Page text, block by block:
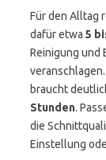
Für den Alltag
dafür etwa 5
Reinigung und
braucht
Stunden.
die
Einstellung